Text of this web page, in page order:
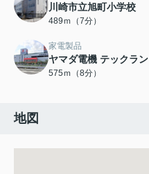
川崎市立旭町小学校
489ｍ（7分）
家電製品
ヤマダ電機 テックラ
575ｍ（8分）
地図